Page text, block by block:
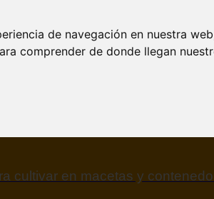
de navegación en nuestra
comprender de donde llegan
en esarena.es.
cultivar en macetas y